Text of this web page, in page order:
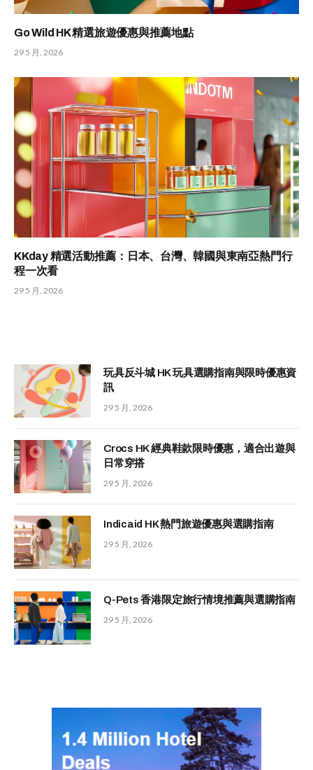
Go Wild HK 精選旅遊優惠與推薦地點
29 5 月, 2026
KKday 精選活動推薦：日本、台灣、韓國與東南亞熱門行
程一次看
29 5 月, 2026
玩具反斗城 HK 玩具選購指南與限時優惠資
訊
29 5 月, 2026
Crocs HK 經典鞋款限時優惠，適合出遊與
日常穿搭
29 5 月, 2026
Indicaid HK 熱門旅遊優惠與選購指南
29 5 月, 2026
Q-Pets 香港限定旅行情境推薦與選購指南
29 5 月, 2026